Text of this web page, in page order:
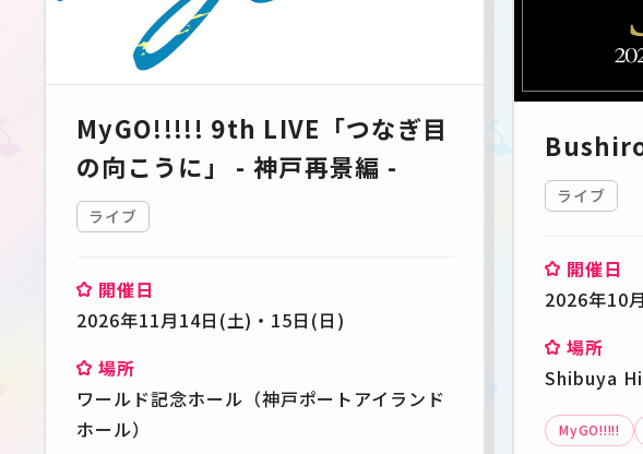
MyGO!!!!! 9th LIVE「つなぎ目
の向こうに」 - 神戸再景編 -
ライブ
開催日
2026年11月14日(土)・15日(日)
場所
ワールド記念ホール（神戸ポートアイランド
ホール）
ライブ
開催日
2026年10
場所
Shibuya
MyGO!!!!!